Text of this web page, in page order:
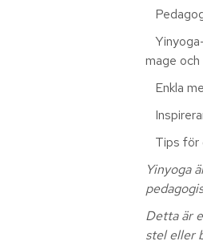
mage och
Enkla
Tips för
Yinyoga
Detta är
stel eller